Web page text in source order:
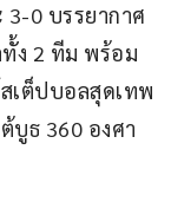
0 บรรยากาศ
ง 2 ทีม พร้อม
เต็ปบอลสุดเทพ
บูธ 360 องศา